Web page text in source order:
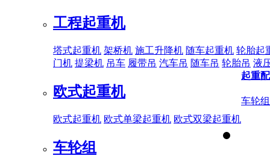
工程起重机
塔式起重机 架桥机 施工升降机 随车起重机 轮胎起
门机 提梁机 吊车 履带吊 汽车吊 随车吊 轮胎吊 液
欧式起重机
欧式起重机 欧式单梁起重机 欧式双梁起重机
起重
车轮组
车轮组